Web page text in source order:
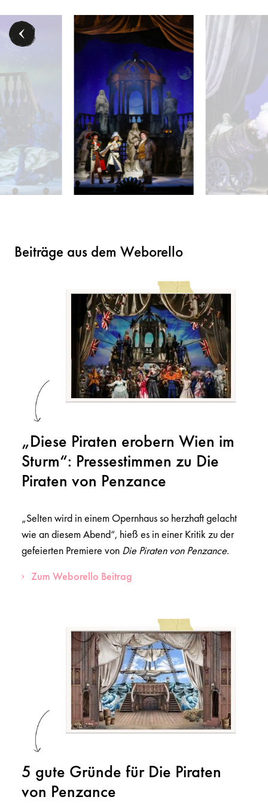
/ Volksoper WienStefan Cerny (Der Polizeisergeant), Ensemble - ©
Beiträge aus dem Weborello
„Diese Piraten erobern Wien im
Sturm“: Pressestimmen zu Die
Piraten von Penzance
„Selten wird in einem Opernhaus so herzhaft gelacht
wie an diesem Abend“, hieß es in einer Kritik zu der
gefeierten Premiere von Die Piraten von Penzance.
Zum Weborello Beitrag
5 gute Gründe für Die Piraten
von Penzance